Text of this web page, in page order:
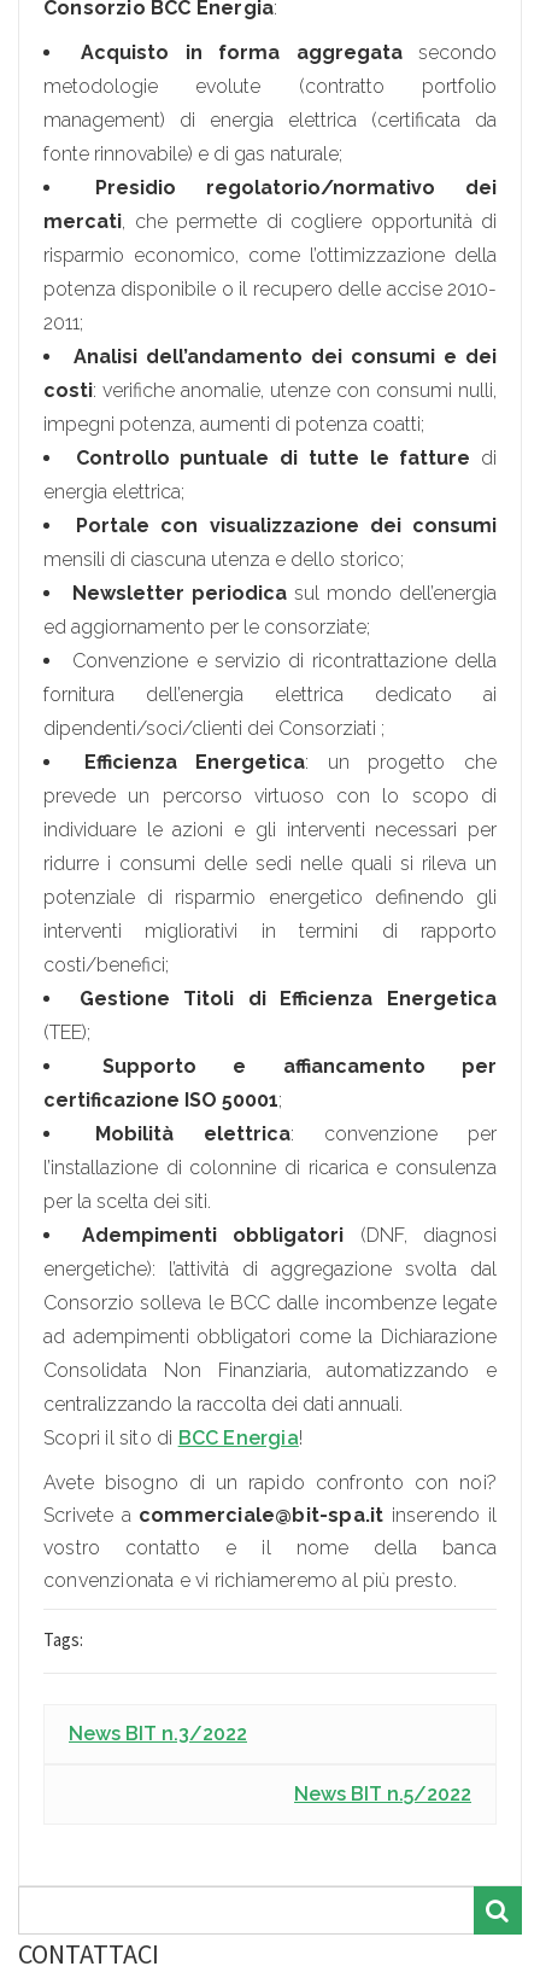
Consorzio BCC Energia:
Acquisto in forma aggregatasecondo
metodologie evolute (contratto portfolio
management) di energia elettrica (certificata da
fonte rinnovabile) e di gas naturale;
Presidio regolatorio/normativo dei
mercati, che permette di cogliere opportunità di
risparmio economico, come l’ottimizzazione della
potenza disponibile o il recupero delle accise 2010-
2011;
Analisi dell’andamento dei consumi e dei
costi: verifiche anomalie, utenze con consumi nulli,
impegni potenza, aumenti di potenza coatti;
Controllo puntuale di tutte le fatture di
energia elettrica;
Portale con visualizzazione dei consumi
mensili di ciascuna utenza e dello storico;
Newsletter periodica sul mondo dell’energia
ed aggiornamento per le consorziate;
Convenzione e servizio di ricontrattazione della
fornitura dell’energia elettrica dedicato ai
dipendenti/soci/clienti dei Consorziati ;
Efficienza Energetica: un progetto che
prevede un percorso virtuoso con lo scopo di
individuare le azioni e gli interventi necessari per
ridurre i consumi delle sedi nelle quali si rileva un
potenziale di risparmio energetico definendo gli
interventi migliorativi in termini di rapporto
costi/benefici;
Gestione Titoli di Efficienza Energetica
(TEE);
Supporto e affiancamento per
certificazione ISO 50001;
Mobilità elettrica: convenzione per
l’installazione di colonnine di ricarica e consulenza
per la scelta dei siti.
Adempimenti obbligatori (DNF, diagnosi
energetiche): l’attività di aggregazione svolta dal
Consorzio solleva le BCC dalle incombenze legate
ad adempimenti obbligatori come la Dichiarazione
Consolidata Non Finanziaria, automatizzando e
centralizzando la raccolta dei dati annuali.
Scopri il sito di BCC Energia!
Avete bisogno di un rapido confronto con noi?
Scrivete a commerciale@bit-spa.it inserendo il
vostro contatto e il nome della banca
convenzionata e vi richiameremo al più presto.
Tags:
News BIT n.3/2022
News BIT n.5/2022
CONTATTACI